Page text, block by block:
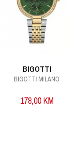
BIGOTTI
BIGOTTI MILANO
178,00 KM